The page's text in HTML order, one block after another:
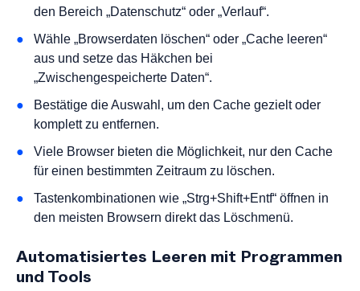
den Bereich „Datenschutz“ oder „Verlauf“.
Wähle „Browserdaten löschen“ oder „Cache leeren“
aus und setze das Häkchen bei
„Zwischengespeicherte Daten“.
Bestätige die Auswahl, um den Cache gezielt oder
komplett zu entfernen.
Viele Browser bieten die Möglichkeit, nur den Cache
für einen bestimmten Zeitraum zu löschen.
Tastenkombinationen wie „Strg+Shift+Entf“ öffnen in
den meisten Browsern direkt das Löschmenü.
Automatisiertes Leeren mit Programmen
und Tools